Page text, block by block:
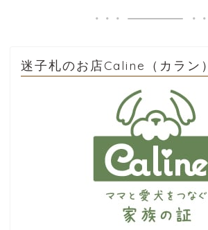
迷子札のお店Caline（カラン）